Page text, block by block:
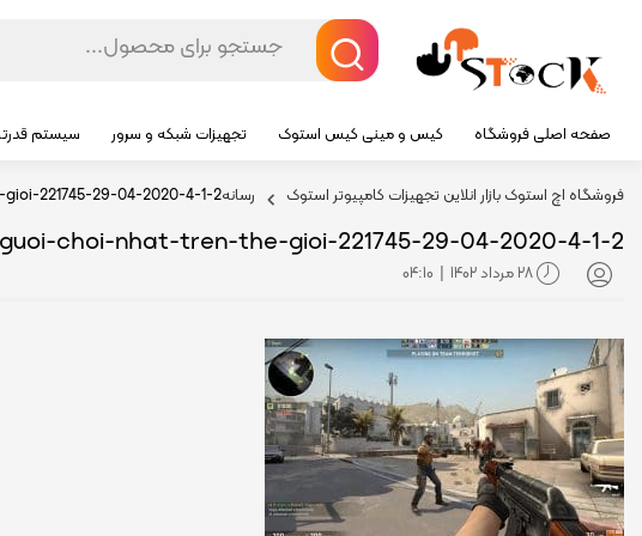
صفحه اصلی فروشگاه کیس و مینی کیس استوک تجهیزات شبکه و سرور سیستم
فروشگاه اچ استوک بازار انلاین تجهیزات کامپیوتر استوک رسانه221745-29-04-2020-4-1-2
choi-nhat-tren-the-gioi-221745-29-04-2020-4-1-2
28 مرداد 1402 |
04:10